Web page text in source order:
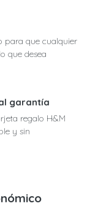
para que cualquier
que desea
garantía
regalo H&M
y sin